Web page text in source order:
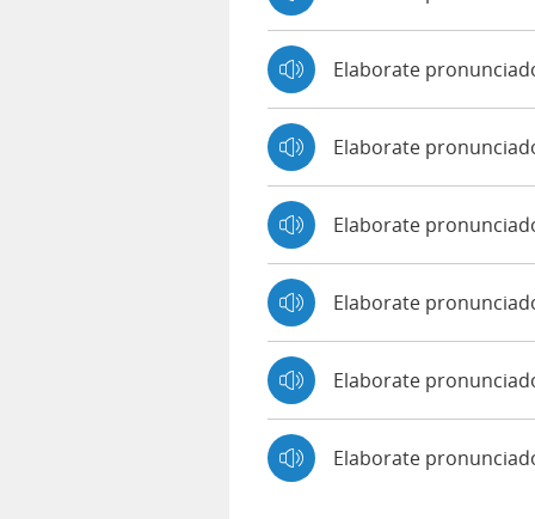
Elaborate
Elaborate
Elaborate
Elaborate
Elaborate
Elaborate